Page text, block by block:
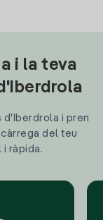
i la teva
i pren
del teu
ràpida.